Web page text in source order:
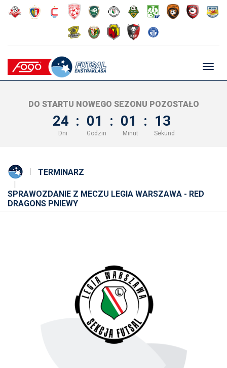
DO STARTU NOWEGO SEZONU POZOSTAŁO
24 : 01 : 01 : 13
Dni Godzin Minut Sekund
TERMINARZ
SPRAWOZDANIE Z MECZU LEGIA WARSZAWA - RED
DRAGONS PNIEWY